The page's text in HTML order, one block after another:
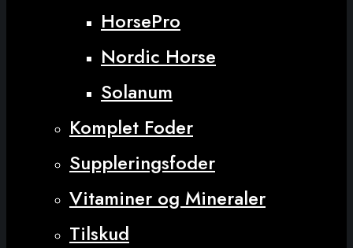
HorsePro
Nordic Horse
Solanum
Komplet Foder
Suppleringsfoder
Vitaminer og Mineraler
Tilskud